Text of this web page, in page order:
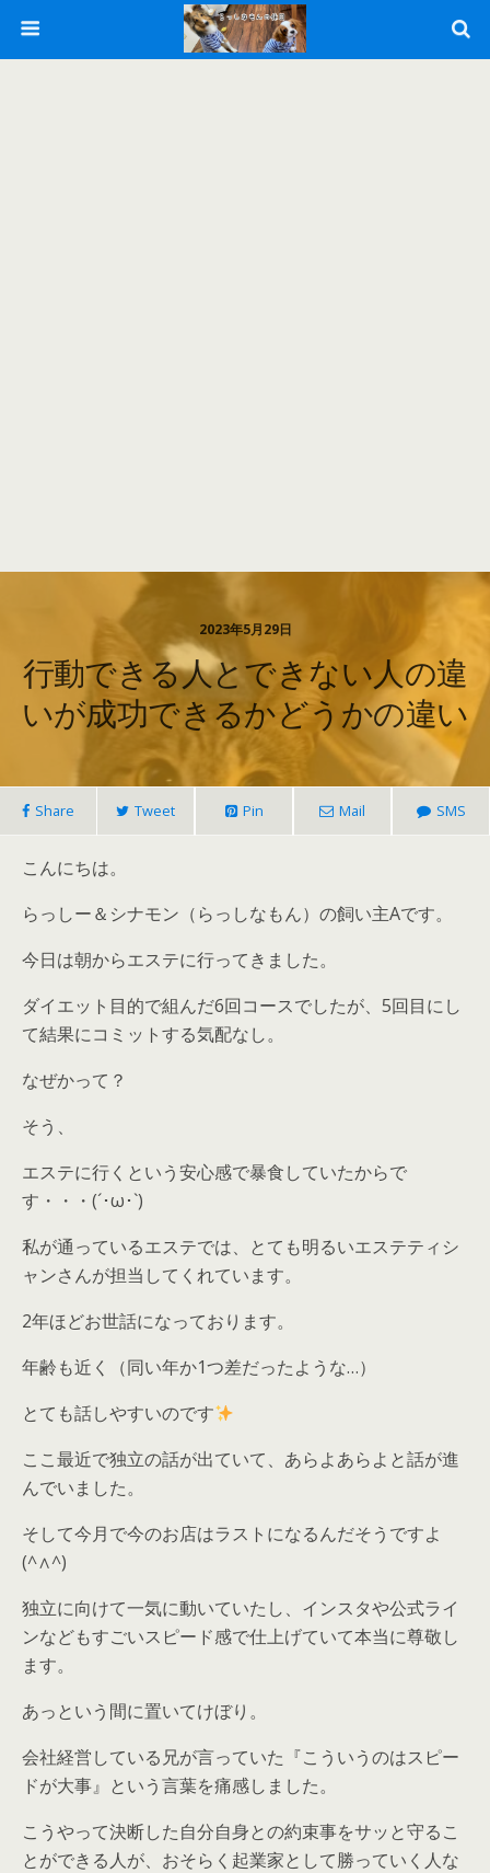
2023年5月29日
行動できる人とできない人の違
いが成功できるかどうかの違い
Share Tweet Pin Mail SMS
こんにちは。
らっしー＆シナモン（らっしなもん）の飼い主Aです。
今日は朝からエステに行ってきました。
ダイエット目的で組んだ6回コースでしたが、5回目にし
て結果にコミットする気配なし。
なぜかって？
そう、
エステに行くという安心感で暴食していたからで
す・・・(´･ω･`)
私が通っているエステでは、とても明るいエステティシ
ャンさんが担当してくれています。
2年ほどお世話になっております。
年齢も近く（同い年か1つ差だったような…）
とても話しやすいのです
ここ最近で独立の話が出ていて、あらよあらよと話が進
んでいました。
そして今月で今のお店はラストになるんだそうですよ
(^∧^)
独立に向けて一気に動いていたし、インスタや公式ライ
ンなどもすごいスピード感で仕上げていて本当に尊敬し
ます。
あっという間に置いてけぼり。
会社経営している兄が言っていた『こういうのはスピー
ドが大事』という言葉を痛感しました。
こうやって決断した自分自身との約束事をサッと守るこ
とができる人が、おそらく起業家として勝っていく人な